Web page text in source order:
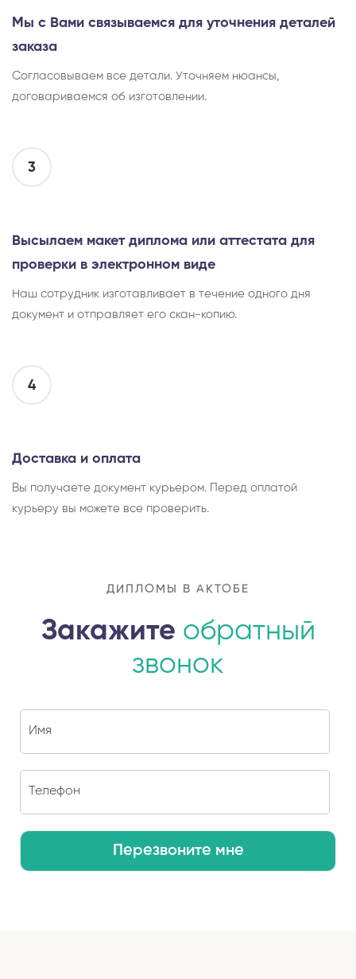
Мы с Вами связываемся для уточнения деталей
заказа
Согласовываем все детали. Уточняем нюансы,
договариваемся об изготовлении.
3
Высылаем макет диплома или аттестата для
проверки в электронном виде
Наш сотрудник изготавливает в течение одного дня
документ и отправляет его скан-копию.
4
Доставка и оплата
Вы получаете документ курьером. Перед оплатой
курьеру вы можете все проверить.
ДИПЛОМЫ В АКТОБЕ
Закажите обратный
звонок
Перезвоните мне